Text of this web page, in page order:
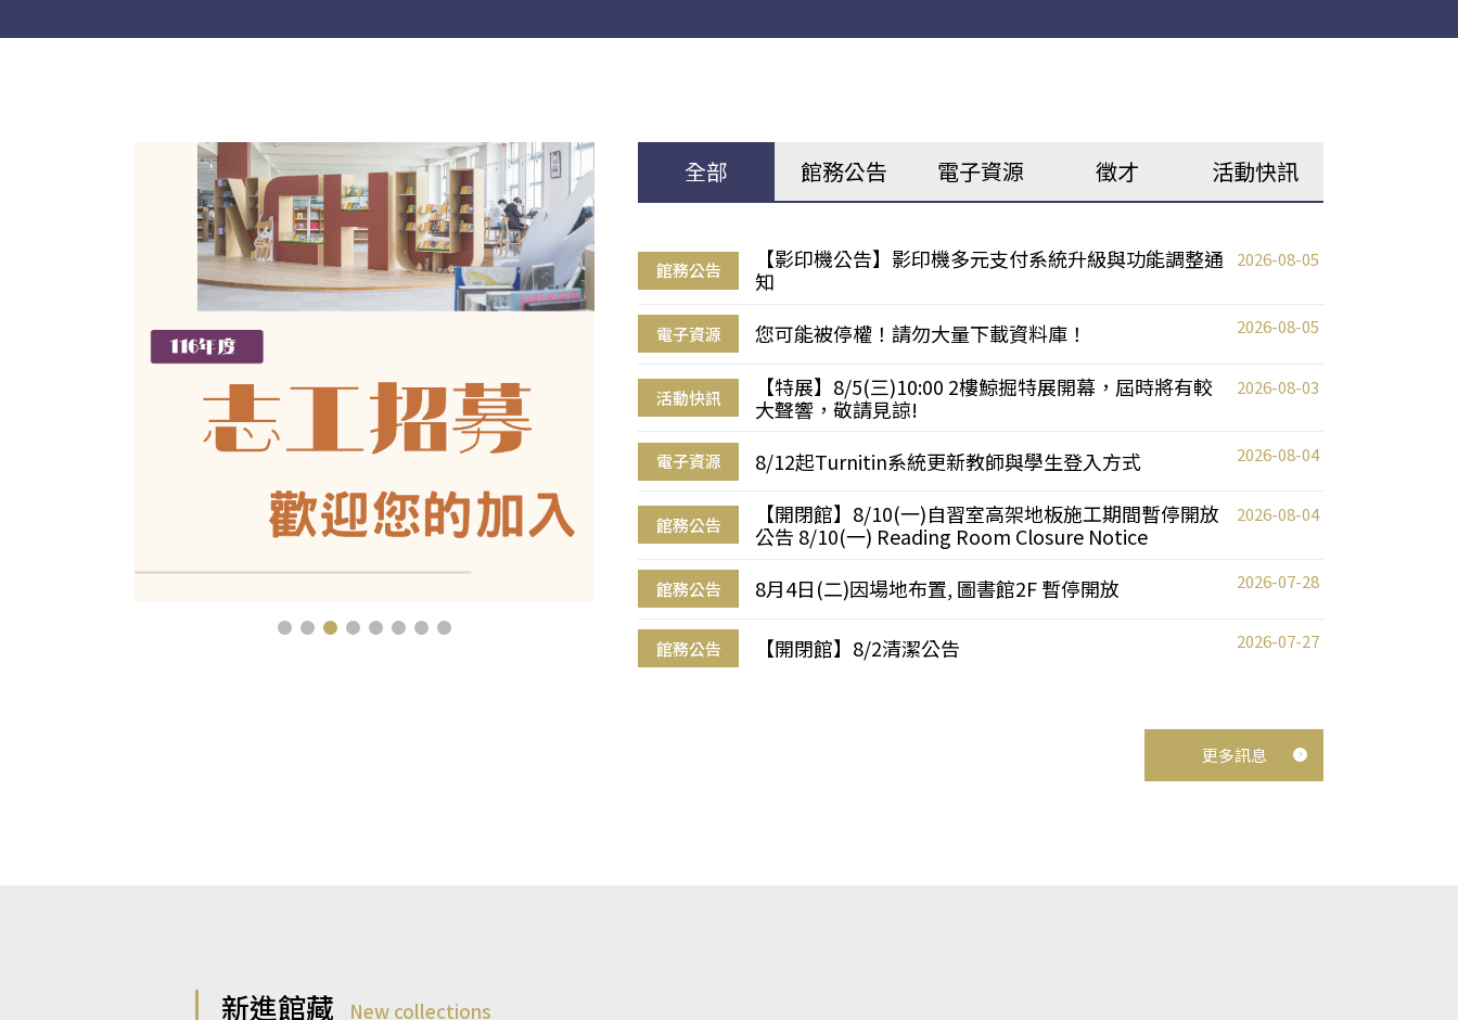
全部 館務公告 電子資源 徵才 活動快訊
館務公告
【影印機公告】影印機多元支付系統升級與功能調整通
知
2026-08-05
電子資源 您可能被停權！請勿大量下載資料庫！ 2026-08-05
活動快訊
【特展】8/5(三)10:00 2樓鯨掘特展開幕，屆時將有較
大聲響，敬請見諒!
2026-08-03
電子資源 8/12起Turnitin系統更新教師與學生登入方式 2026-08-04
館務公告
【開閉館】8/10(一)自習室高架地板施工期間暫停開放
公告 8/10(一) Reading Room Closure Notice
2026-08-04
館務公告 8月4日(二)因場地布置, 圖書館2F 暫停開放 2026-07-28
館務公告 【開閉館】8/2清潔公告 2026-07-27
更多訊息
新進館藏 New collections